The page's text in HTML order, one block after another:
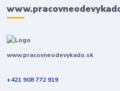
www.pracovneodevykado.sk
+421 908 772 919